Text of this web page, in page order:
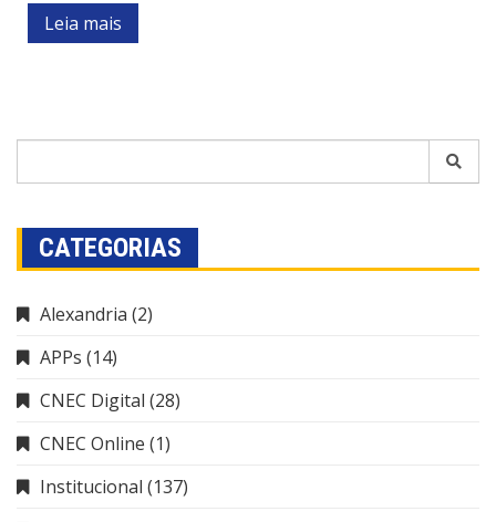
Leia mais
CATEGORIAS
Alexandria (2)
APPs (14)
CNEC Digital (28)
CNEC Online (1)
Institucional (137)